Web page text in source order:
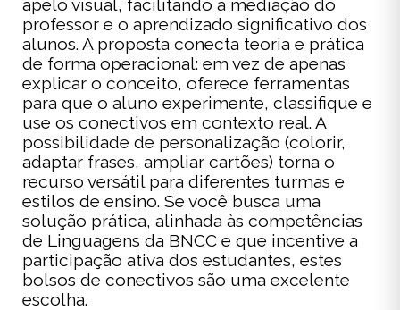
apelo visual, facilitando a mediação do
professor e o aprendizado significativo dos
alunos. A proposta conecta teoria e prática
de forma operacional: em vez de apenas
explicar o conceito, oferece ferramentas
para que o aluno experimente, classifique e
use os conectivos em contexto real. A
possibilidade de personalização (colorir,
adaptar frases, ampliar cartões) torna o
recurso versátil para diferentes turmas e
estilos de ensino. Se você busca uma
solução prática, alinhada às competências
de Linguagens da BNCC e que incentive a
participação ativa dos estudantes, estes
bolsos de conectivos são uma excelente
escolha.